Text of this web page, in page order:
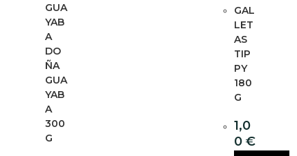
GUA
YAB
A
DO
ÑA
GUA
YAB
A
300
G
GAL
LET
AS
TIP
PY
180
G
1,0
0€